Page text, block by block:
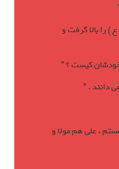
بالا گرفت و
خودشان کيست ؟ ”
دانند . ”
، علی هم مولا و